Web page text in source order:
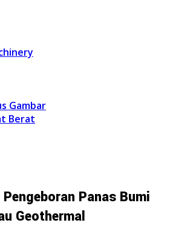
Gambar
Berat
Panas Bumi
Geothermal